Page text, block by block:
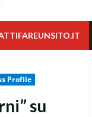
Profile
su